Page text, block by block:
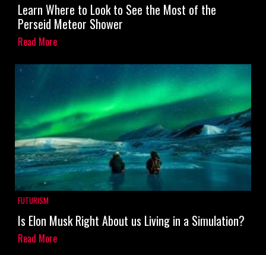
Learn Where to Look to See the Most of the
Perseid Meteor Shower
Read More
FUTURISM
Is Elon Musk Right About us Living in a Simulation?
Read More